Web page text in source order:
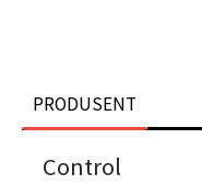
PRODUSENT
Control